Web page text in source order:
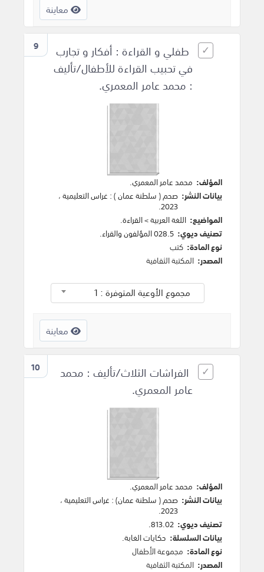
معاينة
9
طفلي و القراءة : أفكار و تجارب
في تحبيب القراءة للأطفال/تأليف
: محمد عامر المعمري.
المؤلف: محمد عامر المعمري.
بيانات النشر: صحم ( سلطنة عمان ): غراس التعليمية،
2023
.
المواضيع: اللغة العربية>القراءة.
تصنيف ديوي: 028.5 المؤلفون والقراء.
نوع المادة: كتب
المصدر: المكتبة الثقافية
مجموع الأوعية المتوفرة : 1
معاينة
10
الفراشات الثلاث/تأليف : محمد
عامر المعمري.
المؤلف: محمد عامر المعمري.
بيانات النشر: صحم ( سلطنة عمان): غراس التعليمية،
2023
.
تصنيف ديوي: 813.02.
بيانات السلسلة: حكايات الغابة.
نوع المادة: مجموعة الأطفال
المصدر: المكتبة الثقافية